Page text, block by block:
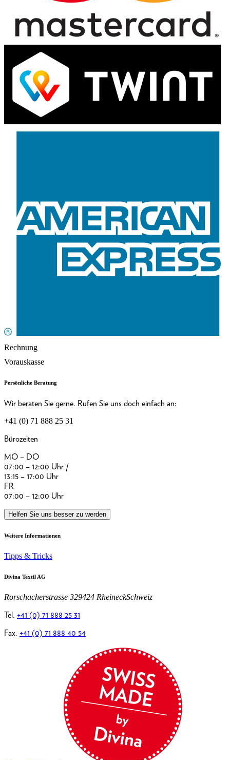
Rechnung
Vorauskasse
Persönliche Beratung
Wir beraten Sie gerne. Rufen Sie uns doch einfach an:
+41 (0) 71 888 25 31
Bürozeiten
MO – DO
07:00 – 12:00 Uhr /
13:15 – 17:00 Uhr
FR
07:00 – 12:00 Uhr
Helfen Sie uns besser zu werden
Weitere Informationen
Tipps & Tricks
Divina Textil AG
Rorschacherstrasse 329424 RheineckSchweiz
Tel. +41 (0) 71 888 25 31
Fax. +41 (0) 71 888 40 54